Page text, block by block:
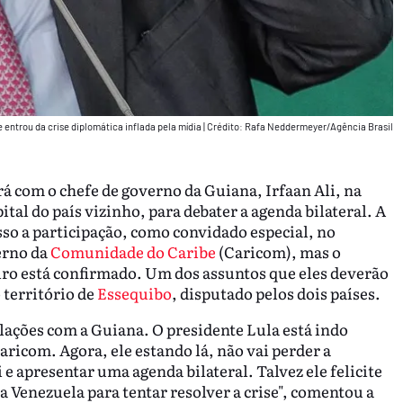
entrou da crise diplomática inflada pela mídia |Crédito: Rafa Neddermeyer/Agência Brasil
com o chefe de governo da Guiana, Irfaan Ali, na
do país vizinho, para debater a agenda bilateral. A
a participação, como convidado especial, no
daComunidade do Caribe (Caricom), mas o
está confirmado. Um dos assuntos que eles deverão
território de Essequibo, disputado pelos dois países.
com a Guiana. O presidente Lula está indo
Agora, ele estando lá, não vai perder a
apresentar uma agenda bilateral. Talvez ele felicite
para tentar resolver a crise", comentou a